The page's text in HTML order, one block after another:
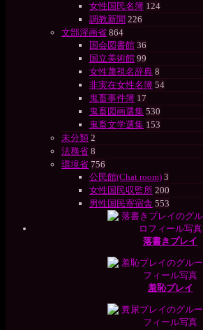
女性国民名簿 124
調教新聞 226
文部淫画省 864
国会図書館 36
国立美術館 99
女性蔑視名辞典 8
非実在女性名簿 54
鬼畜事件簿 17
鬼畜図画選集 530
鬼畜文学選集 153
未分類 2
法務省 8
環境省 756
公民館(Chat room) 3
女性国民収監所 200
男性国民寄宿舎 553
落書きプレイ
羞恥プレイ